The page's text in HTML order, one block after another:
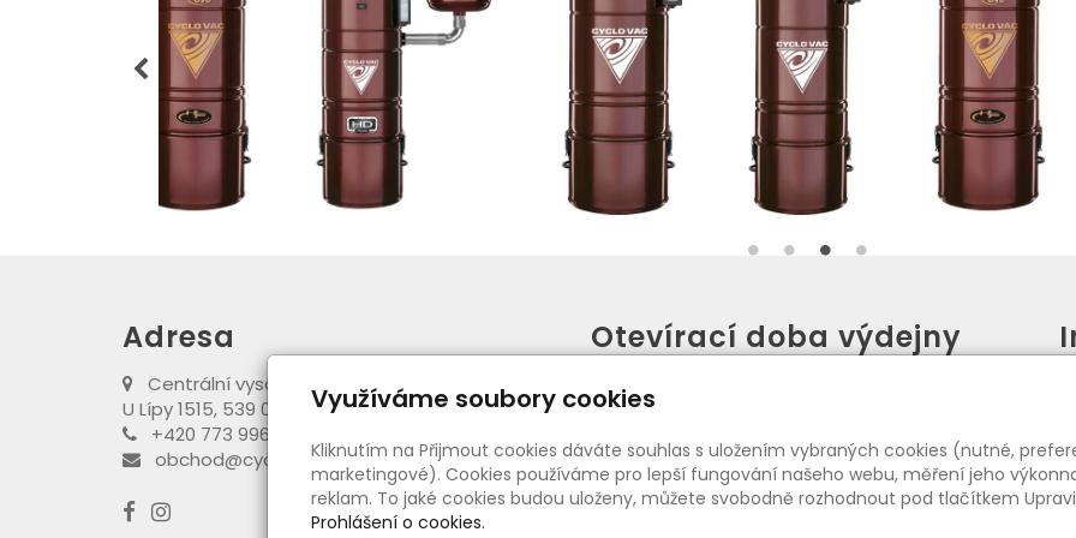
Adresa
Centrální vysavače Cyclovac
U Lípy 1515, 539 01 Hlinsko
+420 773 996 089
obchod@cyclovac-obchod.cz
Otevírací doba výdejny
PO - PÁ:
SO:08:00 - 11:00
Využíváme soubory cookies
Kliknutím na Přijmout cookies dáváte souhlas s uložením vybraných cookies (nutné,
marketingové). Cookies používáme pro lepší fungování našeho webu, měření jeho
reklam. To jaké cookies budou uloženy, můžete svobodně rozhodnout pod tlačítkem
Prohlášení o cookies.